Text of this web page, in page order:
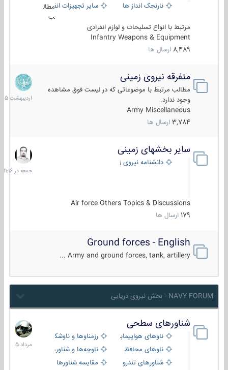
نارنجک انداز ها
سایر تجهیزات انفرادی
مطال
ب
مرتبط با انواع تسلیحات و لوازم انفرادی
Infantry Weapons & Equipment
8,489 ارسال ها
متفرقه نیروی زمینی
مطالب مرتبط با موضوعاتی که در لیست فوق مشاهده
وجود ندارد.
Army Miscellaneous
3,784 ارسال ها
27
1405
سایر بخشهای زمینی
دانشنامه نیروی زمینی
Air force Others Topics & Discussions
179 ارسال ها
جمعه
در
11:16
Ground forces - English
Army and ground forces, tank, artillery ...
NAVY FORUM - بخش نیروی دریایی
شناورهای سطحی
ناوهای هواپیمابر و بالگرد بررزمناوها و ناوشکن‌ها
ناوهای محافظ
ناوچه‌ها و شناورهای گشتی
شناورهای تندرو
مقایسه شناورها
2
مرداد
1405